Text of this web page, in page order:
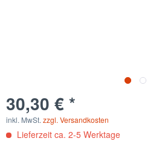
30,30 € *
inkl. MwSt. zzgl. Versandkosten
Lieferzeit ca. 2-5 Werktage